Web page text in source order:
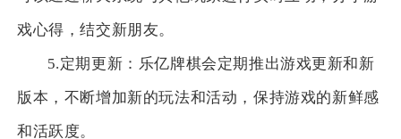
戏心得，结交新朋友。
5.定期更新：乐亿牌棋会定期推出游戏更新和新
版本，不断增加新的玩法和活动，保持游戏的新鲜感
和活跃度。